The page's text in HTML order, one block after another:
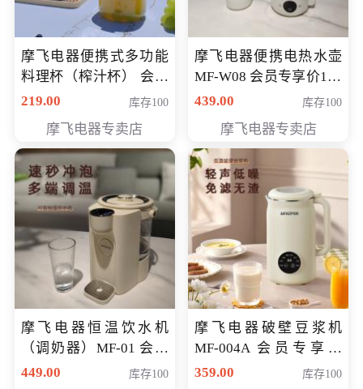
摩飞电器便携式多功能
料理杯（榨汁杯） 会员
专享价118元
219.00 库存100
摩飞电器专卖店
摩飞电器便携电热水壶
MF-W08 会员专享价198
元
439.00 库存100
摩飞电器专卖店
摩飞电器恒温饮水机
（调奶器）MF-01 会员
专享价366元
449.00 库存100
摩飞电器破壁豆浆机
MF-004A 会员专享价
168元
359.00 库存100